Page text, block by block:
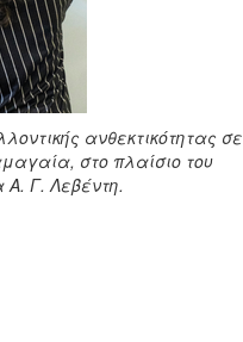
ανθεκτικότητας σε
στο πλαίσιο του
Α. Γ. Λεβέντη.